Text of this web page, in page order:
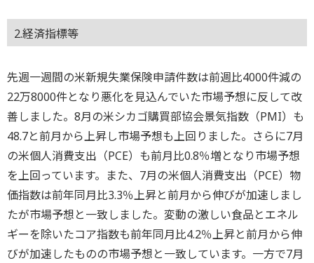
2.経済指標等
先週一週間の米新規失業保険申請件数は前週比4000件減の
22万8000件となり悪化を見込んでいた市場予想に反して改
善しました。8月の米シカゴ購買部協会景気指数（PMI）も
48.7と前月から上昇し市場予想も上回りました。さらに7月
の米個人消費支出（PCE）も前月比0.8％増となり市場予想
を上回っています。また、7月の米個人消費支出（PCE）物
価指数は前年同月比3.3％上昇と前月から伸びが加速しまし
たが市場予想と一致しました。変動の激しい食品とエネル
ギーを除いたコア指数も前年同月比4.2％上昇と前月から伸
びが加速したものの市場予想と一致しています。一方で7月